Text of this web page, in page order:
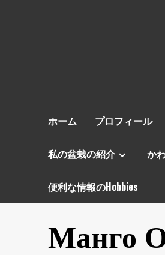
ホーム プロフィール
私の盆栽の紹介 か
便利な情報のHobbies
Манго